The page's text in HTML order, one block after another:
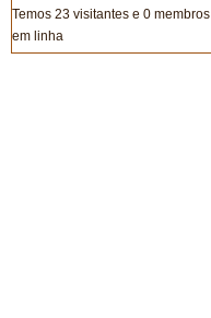
Temos 23 visitantes e 0 membros
em linha